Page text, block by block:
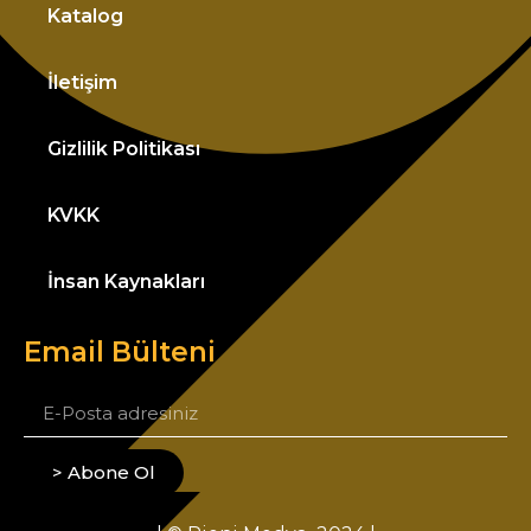
Katalog
İletişim
Gizlilik Politikası
KVKK
İnsan Kaynakları
Email Bülteni
> Abone Ol